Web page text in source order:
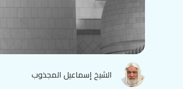
الشيخ إسماعيل المجذوب